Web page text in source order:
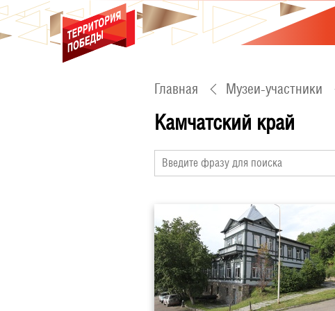
Главная Музеи-участники
Камчатский край